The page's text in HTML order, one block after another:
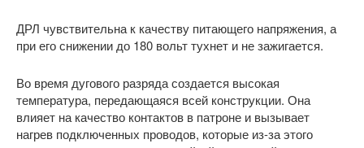
ДРЛ чувствительна к качеству питающего напряжения, а
при его снижении до 180 вольт тухнет и не зажигается.
Во время дугового разряда создается высокая
температура, передающаяся всей конструкции. Она
влияет на качество контактов в патроне и вызывает
нагрев подключенных проводов, которые из-за этого